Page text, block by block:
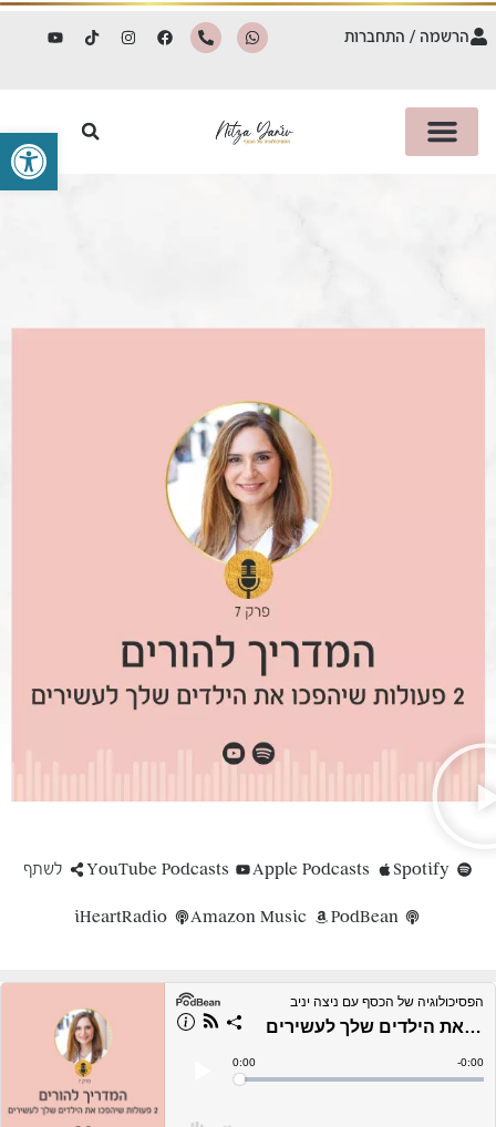
פתח
הרשמה / התחברות
Spotify
Apple Podcasts
YouTube Podcasts לשתף
PodBean
Amazon Music
iHeartRadio